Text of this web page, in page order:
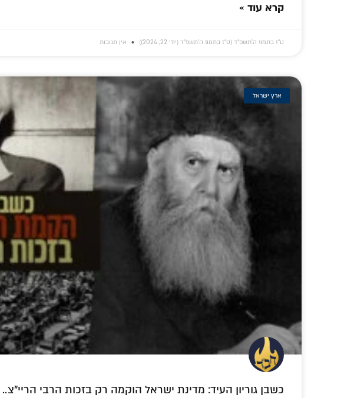
קרא עוד »
ט״ז בתמוז ה׳תשפ״ד (ט״ז בתמוז ה׳תשפ״ד (יולי 22, 2024)) אין תגובות
ארץ ישראל
כשבן גוריון העיד: מדינת ישראל הוקמה רק בזכות הרבי הריי"צ..